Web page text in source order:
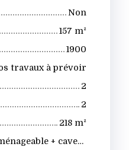
Non
157 m²
1900
travaux à prévoir
2
2
218 m²
3 appartements + grenier aménageable + caves + terrain avec jardin, dépendances et 2 garages